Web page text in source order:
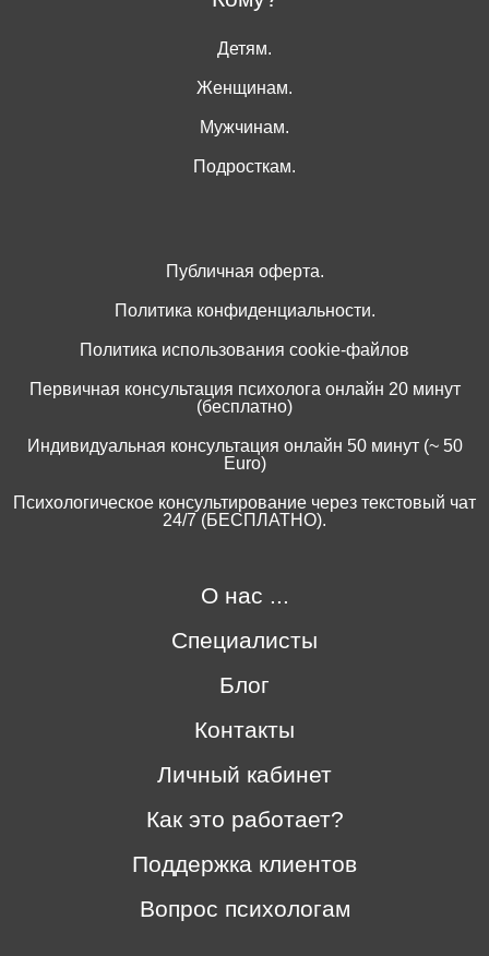
Детям.
Женщинам.
Мужчинам.
Подросткам.
Публичная оферта.
Политика конфиденциальности.
Политика использования cookie-файлов
Первичная консультация психолога онлайн 20 минут
(бесплатно)
Индивидуальная консультация онлайн 50 минут (~ 50
Euro)
Психологическое консультирование через текстовый чат
24/7 (БЕСПЛАТНО).
О нас ...
Специалисты
Блог
Контакты
Личный кабинет
Как это работает?
Поддержка клиентов
Вопрос психологам